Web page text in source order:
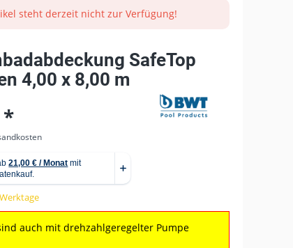
steht derzeit nicht zur Verfügung!
SafeTop
4,00 x 8,00 m
*
auch mit drehzahlgeregelter Pumpe